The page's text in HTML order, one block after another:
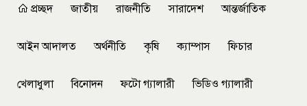
প্রচ্ছদ জাতীয় রাজনীতি সারাদেশ আন্তর্জাতিক
আইন আদালত অর্থনীতি কৃষি ক্যাম্পাস ফিচার
খেলাধুলা বিনোদন ফটো গ্যালারী ভিডিও গ্যালারী